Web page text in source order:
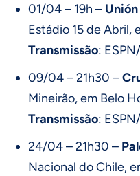
01/04 – 19h –
Estádio 15 de Abril,
Transmissão:
09/04 – 21h30 –
Mineirão, em Belo
Transmissão:
24/04 – 21h30 –
Nacional do Chile,